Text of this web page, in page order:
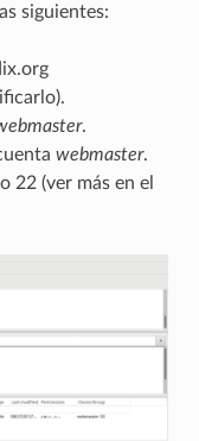
siguientes:
.
webmaster.
22 (ver más en el